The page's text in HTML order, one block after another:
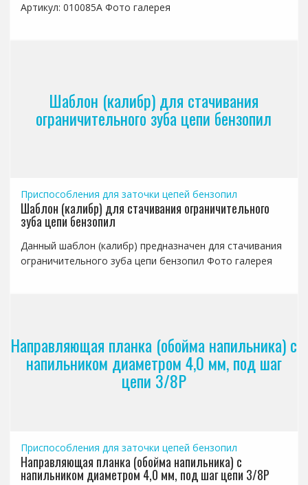
Артикул: 010085A Фото галерея
Шаблон (калибр) для стачивания
ограничительного зуба цепи бензопил
Приспособления для заточки цепей бензопил
Шаблон (калибр) для стачивания ограничительного
зуба цепи бензопил
Данный шаблон (калибр) предназначен для стачивания
ограничительного зуба цепи бензопил Фото галерея
Направляющая планка (обойма напильника) с
напильником диаметром 4,0 мм, под шаг
цепи 3/8P
Приспособления для заточки цепей бензопил
Направляющая планка (обойма напильника) с
напильником диаметром 4,0 мм, под шаг цепи 3/8P